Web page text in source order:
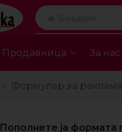
Продавница За нас
Пополнете ја формата